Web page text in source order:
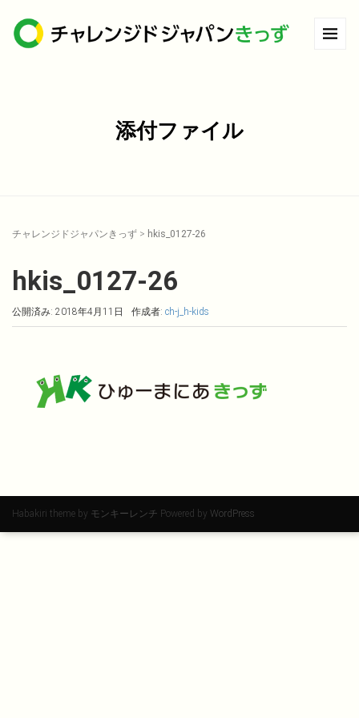
添付ファイル
チャレンジドジャパンきっず > hkis_0127-26
hkis_0127-26
公開済み: 2018年4月11日 作成者: ch-j_h-kids
Habakiri theme by モンキーレンチ Powered by WordPress